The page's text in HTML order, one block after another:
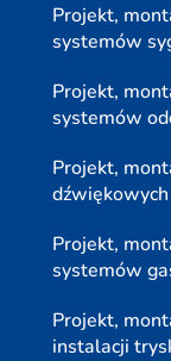
Projekt,
systemów
Projekt,
systemów
Projekt,
Projekt,
systemów
Projekt,
instalacji